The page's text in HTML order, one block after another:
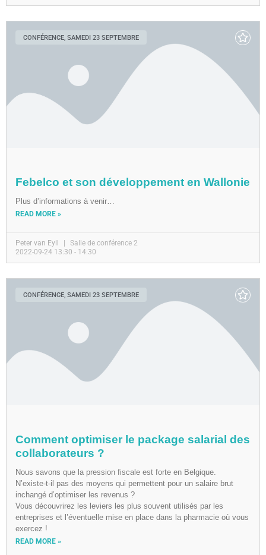
CONFÉRENCE, SAMEDI 23 SEPTEMBRE
Febelco et son développement en Wallonie
Plus d’informations à venir…
READ MORE »
Peter van Eyll
Salle de conférence 2
2022-09-24 13:30 - 14:30
CONFÉRENCE, SAMEDI 23 SEPTEMBRE
Comment optimiser le package salarial des
collaborateurs ?
Nous savons que la pression fiscale est forte en Belgique.
N’existe-t-il pas des moyens qui permettent pour un salaire brut
inchangé d’optimiser les revenus ?
Vous découvrirez les leviers les plus souvent utilisés par les
entreprises et l’éventuelle mise en place dans la pharmacie où vous
exercez !
READ MORE »